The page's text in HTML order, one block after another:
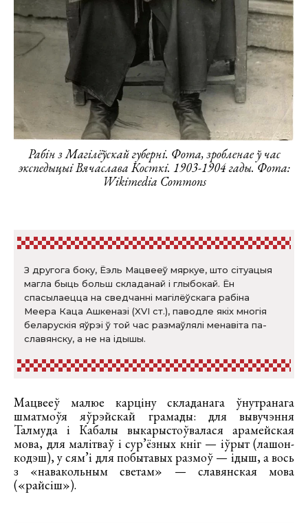
Рабін з Магілёўскай губерні. Фота, зробленае ў час
экспедыцыі Вячаслава Косткі. 1903-1904 гады. Фота:
Wikimedia Commons
З другога боку, Ёэль Мацвееў мяркуе, што сітуацыя
магла быць больш складанай і глыбокай. Ён
спасылаецца на сведчанні магілёўскага рабіна
Меера Каца Ашкеназі (XVI ст.), паводле якіх многія
беларускія яўрэі ў той час размаўлялі менавіта па-
славянску, а не на ідышы.
Мацвееў малюе карціну складанага ўнутранага
шматмоўя яўрэйскай грамады: для вывучэння
Талмуда і Кабалы выкарыстоўвалася арамейская
мова, для малітваў і сур’ёзных кніг — іўрыт (лашон-
кодэш), у сям’і для побытавых размоў — ідыш, а вось
з «навакольным светам» — славянская мова
(«райсіш»).